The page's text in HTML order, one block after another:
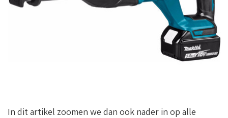
In dit artikel zoomen we dan ook nader in op alle